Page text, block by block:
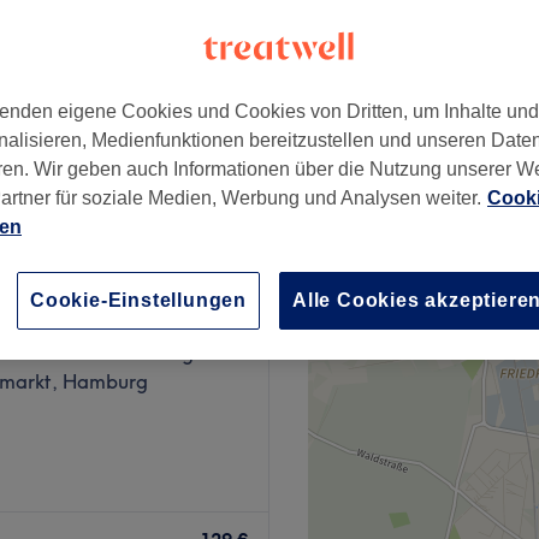
69 €
99 €
Atmosphäre
Aidi Medical Aesthetic
Hamburg
eigene Cookies und Cookies von Dritten, um Inhalte
Medienfunktionen bereitzustellen und unseren
Wir geben auch Informationen über die Nutzung unserer
für soziale Medien, Werbung und Analysen weiter.
Cookie-Einstellungen Alle Cookies akzeptieren